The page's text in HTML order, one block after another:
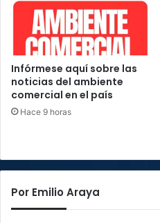
Infórmese aquí sobre las
noticias del ambiente
comercial en el país
Hace 9 horas
Por Emilio Araya